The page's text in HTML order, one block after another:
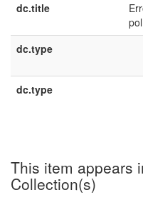
dc.title
dc.type
dc.type
This item appears
Collection(s)